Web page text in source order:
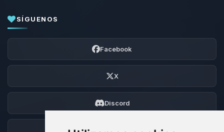
SÍGUENOS
Facebook
X
Discord
Foro